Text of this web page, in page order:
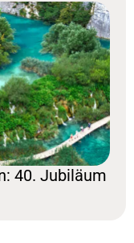
40. Jubiläum